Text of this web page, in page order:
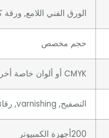
الورق الفني اللامع,
حجم مخصص
CMYK أو ألوان خاصة أخرى
التصفيح, varnishing, رقائق الذهب/الفضة, ختم ساخن, النقش, debossing, الأشعة فوق البنفسجية / مخصصة
200أجهزة الكمبيوتر